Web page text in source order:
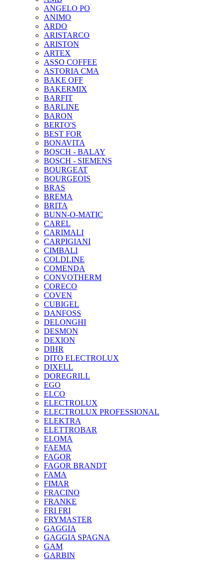
ANGELO PO
ANIMO
ARDO
ARISTARCO
ARISTON
ARTEX
ASSO COFFEE
ASTORIA CMA
BAKE OFF
BAKERMIX
BARFIT
BARLINE
BARON
BERTO'S
BEST FOR
BONAVITA
BOSCH - BALAY
BOSCH - SIEMENS
BOURGEAT
BOURGEOIS
BRAS
BREMA
BRITA
BUNN-O-MATIC
CAREL
CARIMALI
CARPIGIANI
CIMBALI
COLDLINE
COMENDA
CONVOTHERM
CORECO
COVEN
CUBIGEL
DANFOSS
DELONGHI
DESMON
DEXION
DIHR
DITO ELECTROLUX
DIXELL
DOREGRILL
EGO
ELCO
ELECTROLUX
ELECTROLUX PROFESSIONAL
ELEKTRA
ELETTROBAR
ELOMA
FAEMA
FAGOR
FAGOR BRANDT
FAMA
FIMAR
FRACINO
FRANKE
FRI FRI
FRYMASTER
GAGGIA
GAGGIA SPAGNA
GAM
GARBIN